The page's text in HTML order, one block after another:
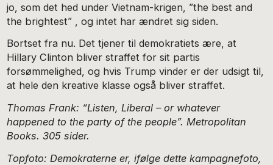
jo, som det hed under Vietnam-krigen, ”the best and
the brightest” , og intet har ændret sig siden.
Bortset fra nu. Det tjener til demokratiets ære, at
Hillary Clinton bliver straffet for sit partis
forsømmelighed, og hvis Trump vinder er der udsigt til,
at hele den kreative klasse også bliver straffet.
Thomas Frank: “Listen, Liberal – or whatever
happened to the party of the people”. Metropolitan
Books. 305 sider.
Topfoto: Demokraterne er, ifølge dette kampagnefoto,